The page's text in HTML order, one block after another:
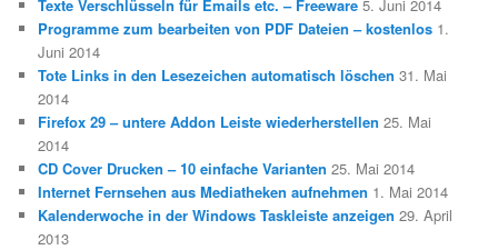
Texte Verschlüsseln für Emails etc. – Freeware 5. Juni 2014
Programme zum bearbeiten von PDF Dateien – kostenlos 1.
Juni 2014
Tote Links in den Lesezeichen automatisch löschen 31. Mai
2014
Firefox 29 – untere Addon Leiste wiederherstellen 25. Mai
2014
CD Cover Drucken – 10 einfache Varianten 25. Mai 2014
Internet Fernsehen aus Mediatheken aufnehmen 1. Mai 2014
Kalenderwoche in der Windows Taskleiste anzeigen 29. April
2013